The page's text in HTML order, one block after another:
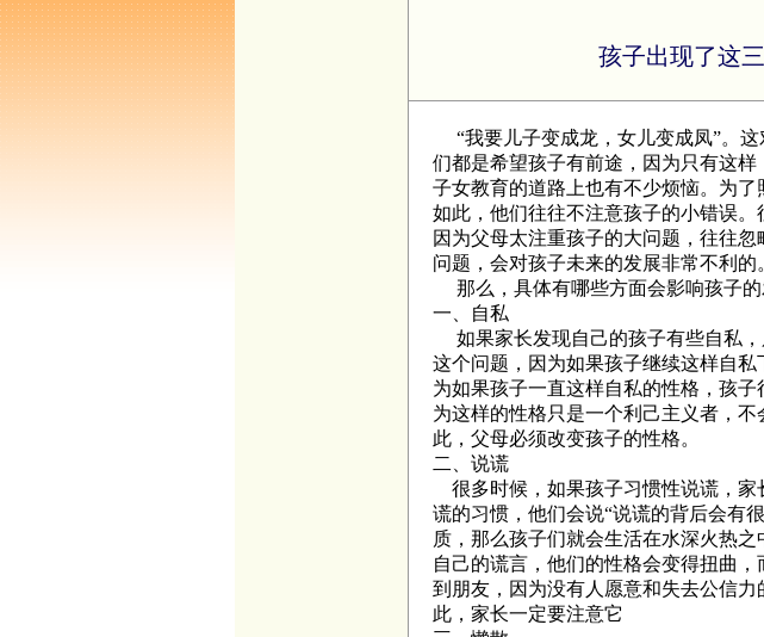
孩子出现了这
“我要儿子变成龙，女儿变成凤”。
们都是希望孩子有前途，因为只有这
子女教育的道路上也有不少烦恼。为
如此，他们往往不注意孩子的小错误。
因为父母太注重孩子的大问题，往往
问题，会对孩子未来的发展非常不利的
那么，具体有哪些方面会影响孩子的
一、自私
如果家长发现自己的孩子有些自私，
这个问题，因为如果孩子继续这样自
为如果孩子一直这样自私的性格，孩
为这样的性格只是一个利己主义者，
此，父母必须改变孩子的性格。
二、说谎
很多时候，如果孩子习惯性说谎，家
谎的习惯，他们会说“说谎的背后会有
质，那么孩子们就会生活在水深火热
自己的谎言，他们的性格会变得扭曲
到朋友，因为没有人愿意和失去公信
此，家长一定要注意它